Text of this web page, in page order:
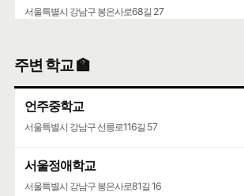
서울특별시 강남구 봉은사로68길 27
주변 학교 🏫
언주중학교
서울특별시 강남구 선릉로116길 57
서울정애학교
서울특별시 강남구 봉은사로81길 16